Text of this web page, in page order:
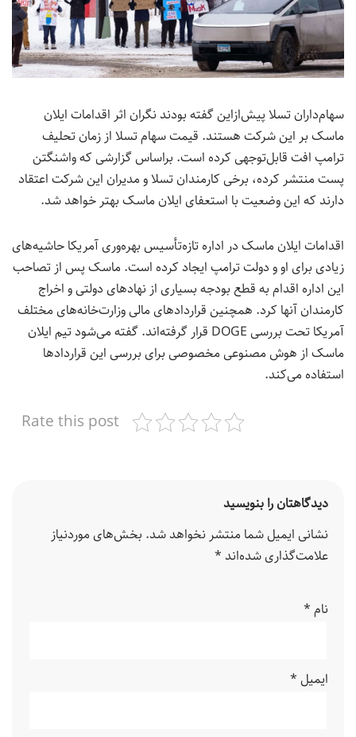
سهام‌داران تسلا پیش‌ازاین گفته بودند نگران اثر اقدامات ایلان
ماسک بر این شرکت هستند. قیمت سهام تسلا از زمان تحلیف
ترامپ افت قابل‌توجهی کرده است. براساس گزارشی که واشنگتن
پست منتشر کرده، برخی کارمندان تسلا و مدیران این شرکت اعتقاد
دارند که این وضعیت با استعفای ایلان ماسک بهتر خواهد شد.
اقدامات ایلان ماسک در اداره تازه‌تأسیس بهره‌وری آمریکا حاشیه‌های
زیادی برای او و دولت ترامپ ایجاد کرده است. ماسک پس از تصاحب
این اداره اقدام به قطع بودجه بسیاری از نهادهای دولتی و اخراج
کارمندان آنها کرد. همچنین قراردادهای مالی وزارت‌خانه‌های مختلف
آمریکا تحت بررسی DOGE قرار گرفته‌اند. گفته می‌شود تیم ایلان
ماسک از هوش مصنوعی مخصوصی برای بررسی این قراردادها
استفاده می‌کند.
Rate this post
دیدگاهتان را بنویسید
نشانی ایمیل شما منتشر نخواهد شد. بخش‌های موردنیاز
علامت‌گذاری شده‌اند *
نام *
ایمیل *